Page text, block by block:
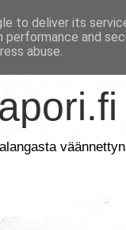
to deliver its
performance and
abuse.